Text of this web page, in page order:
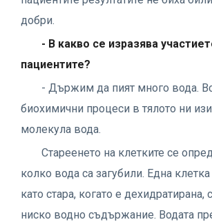
добри.
- В какво се изразява
пациентите?
- Държим да пият много вода.
биохимични процеси в тялото ни
молекула вода.
Стареенето на клетките се
колко вода са загубили. Една
като стара, когато е дехидратирана,
ниско водно съдържание. Водата